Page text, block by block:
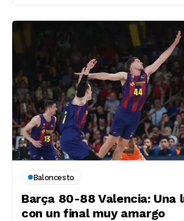
Baloncesto
Barça 80-88 Valencia: Una
con un final muy amargo